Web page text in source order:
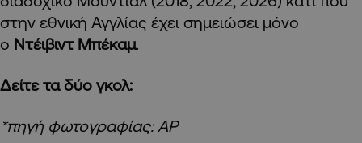
στην εθνική Αγγλίας έχει σημειώσει μόνο
ο Ντέιβιντ Μπέκαμ.
Δείτε τα δύο γκολ:
*πηγή φωτογραφίας: AP